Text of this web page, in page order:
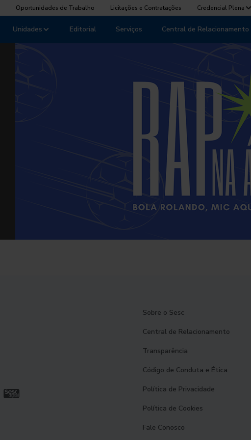
Oportunidades de Trabalho Licitações e Contratações Credencial Plena
Unidades Editorial Serviços Central de Relacionamento
Sobre o Sesc
Central de Relacionamento
Transparência
Código de Conduta e Ética
Política de Privacidade
Política de Cookies
Fale Conosco